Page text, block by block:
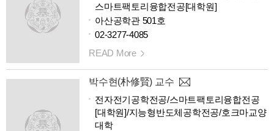
스마트팩토리융합전공[대학원]
아산공학관 501호
02-3277-4085
READ More
박수현(朴修賢) 교수
전자전기공학전공/스마트팩토리융합전공
[대학원]/지능형반도체공학전공/호크마교양
대학